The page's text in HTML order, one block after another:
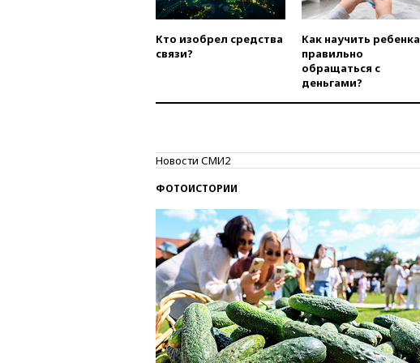
Кто изобрел средства
связи?
Как научить ребенка
правильно
обращаться с
деньгами?
Новости СМИ2
ФОТОИСТОРИИ